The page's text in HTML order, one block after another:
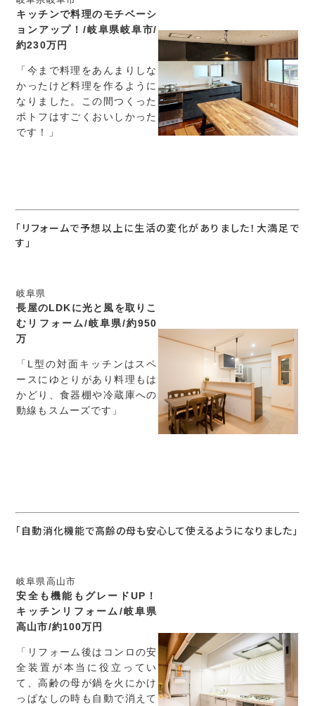
キッチンで料理のモチベーシ
ョンアップ！/岐阜県岐阜市/
約230万円
「今まで料理をあんまりしな
かったけど料理を作るように
なりました。この間つくった
ポトフはすごくおいしかった
です！」
「リフォームで予想以上に生活の変化がありました！大満足で
す」
岐阜県
長屋のLDKに光と風を取りこ
むリフォーム/岐阜県/約950
万
「L型の対面キッチンはスペ
ースにゆとりがあり料理もは
かどり、食器棚や冷蔵庫への
動線もスムーズです」
「自動消化機能で高齢の母も安心して使えるようになりました」
岐阜県高山市
安全も機能もグレードUP！
キッチンリフォーム/岐阜県
高山市/約100万円
「リフォーム後はコンロの安
全装置が本当に役立ってい
て、高齢の母が鍋を火にかけ
っぱなしの時も自動で消えて